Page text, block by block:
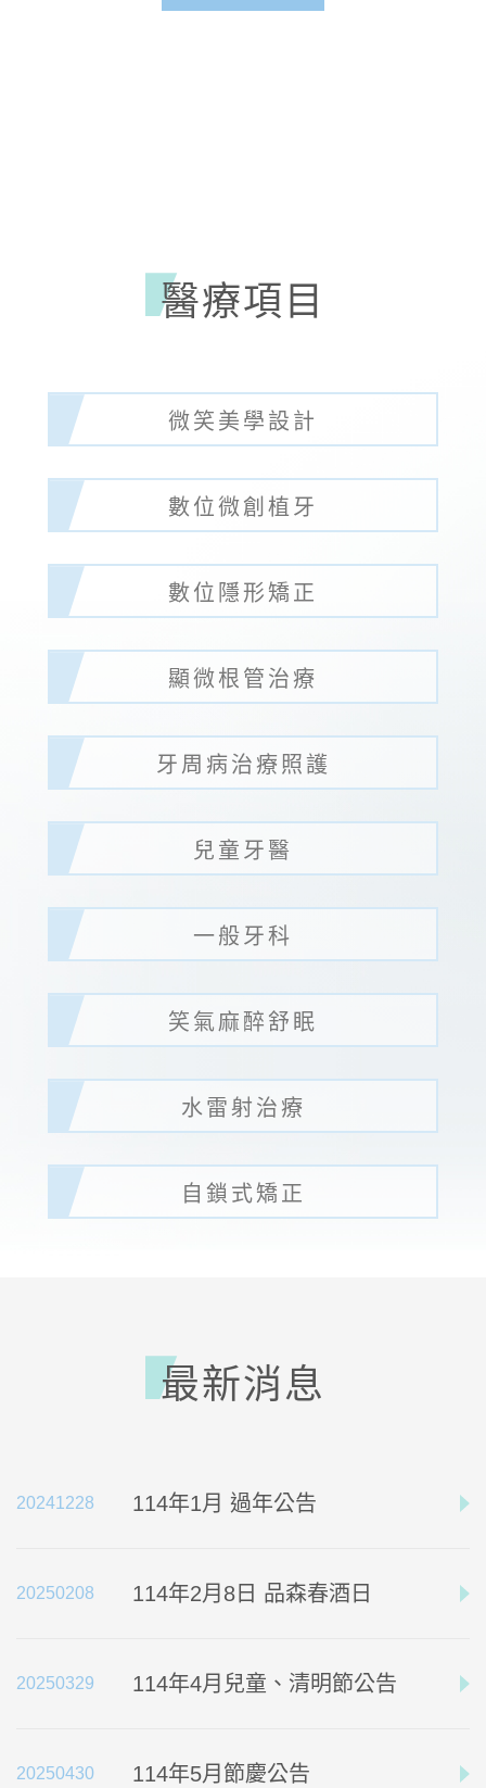
醫療項目
微笑美學設計
數位微創植牙
數位隱形矯正
顯微根管治療
牙周病治療照護
兒童牙醫
一般牙科
笑氣麻醉舒眠
水雷射治療
自鎖式矯正
最新消息
20241228 114年1月 過年公告
20250208 114年2月8日 品森春酒日
20250329 114年4月兒童、清明節公告
20250430 114年5月節慶公告